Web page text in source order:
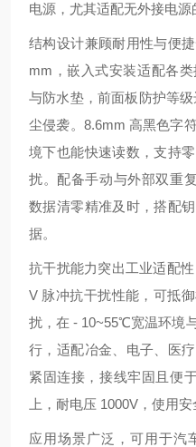
电源，尤其适配无外接电源
结构设计兼顾耐用性与便
mm，嵌入式安装适配各
与防水垫，前面板防护等
尘侵袭。8.6mm 高黑色字
境下也能快速读数，支持
扰。配备手动与外部双重
数据清零精准及时，搭配
据。
抗干扰能力突出工业适配
V 脉冲抗干扰性能，可抵
扰，在 - 10~55℃宽温环境
行，适配冶金、电子、医
紧固连接，接线牢固且便
上，耐电压 1000V，使用安
应用场景广泛，可用于汽